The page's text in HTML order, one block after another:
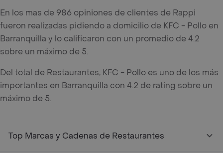
En los mas de 986 opiniones de clientes de Rappi
fueron realizadas pidiendo a domicilio de KFC - Pollo en
Barranquilla y lo calificaron con un promedio de 4.2
sobre un máximo de 5.
Del total de Restaurantes, KFC - Pollo es uno de los más
importantes en Barranquilla con 4.2 de rating sobre un
máximo de 5.
Top Marcas y Cadenas de Restaurantes